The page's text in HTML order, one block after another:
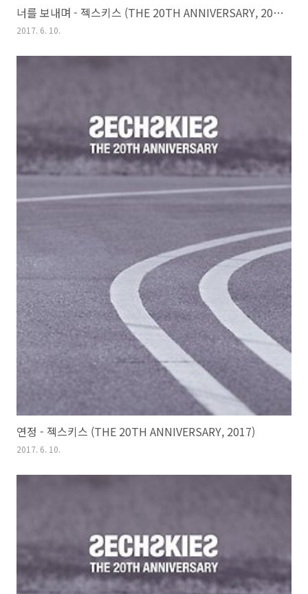
너를 보내며 - 젝스키스 (THE 20TH ANNIVERSARY, 2017)
2017. 6. 10.
연정 - 젝스키스 (THE 20TH ANNIVERSARY, 2017)
2017. 6. 10.